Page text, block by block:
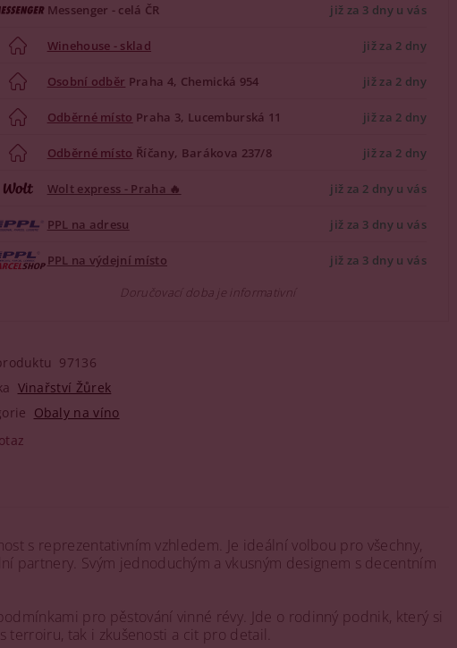
Messenger - celá ČR již za 3 dny u vás
Winehouse - sklad již za 2 dny
Osobní odběr Praha 4, Chemická 954 již za 2 dny
Odběrné místo Praha 3, Lucemburská 11 již za 2 dny
Odběrné místo Říčany, Barákova 237/8 již za 2 dny
Wolt express - Praha 🔥 již za 2 dny u vás
PPL na adresu již za 3 dny u vás
PPL na výdejní místo
již za 3 dny u vás
Doručovací doba je informativní
97136
Vinařství Žůrek
Obaly na víno
s reprezentativním vzhledem. Je ideální volbou pro všechny,
partnery. Svým jednoduchým a vkusným designem s decentním
pro pěstování vinné révy. Jde o rodinný podnik, který si
tak i zkušenosti a cit pro detail.